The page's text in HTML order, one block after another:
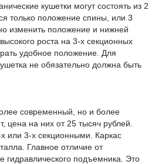
кушетки могут состоять из 2
только положение спины, или 3
изменить положение и нижней
роста на 3-х секционных
удобное положение. Для
не обязательно должна быть
современный, но и более
цена на них от 25 тысяч рублей.
или 3-х секционными. Каркас
Главное отличие от
гидравлического подъемника. Это